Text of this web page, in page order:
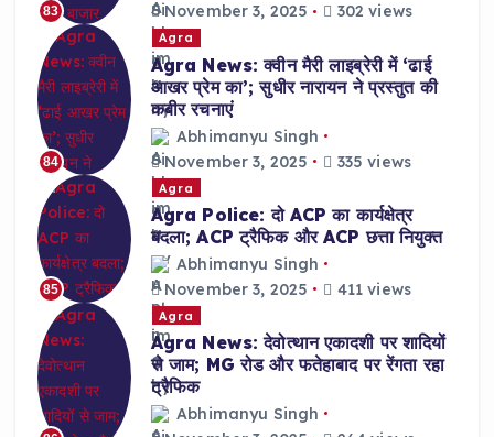
83
November 3, 2025
302 views
84
Agra
Agra News: क्वीन मैरी लाइब्रेरी में ‘ढाई
आखर प्रेम का’; सुधीर नारायन ने प्रस्तुत की
कबीर रचनाएं
Abhimanyu Singh
November 3, 2025
335 views
85
Agra
Agra Police: दो ACP का कार्यक्षेत्र
बदला; ACP ट्रैफिक और ACP छत्ता नियुक्त
Abhimanyu Singh
November 3, 2025
411 views
Agra
Agra News: देवोत्थान एकादशी पर शादियों
से जाम; MG रोड और फतेहाबाद पर रेंगता रहा
ट्रैफिक
Abhimanyu Singh